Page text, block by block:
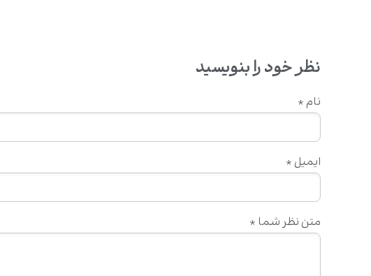
نظر خود را بنویسید
متن نظر شما *
نام *
ایمیل *